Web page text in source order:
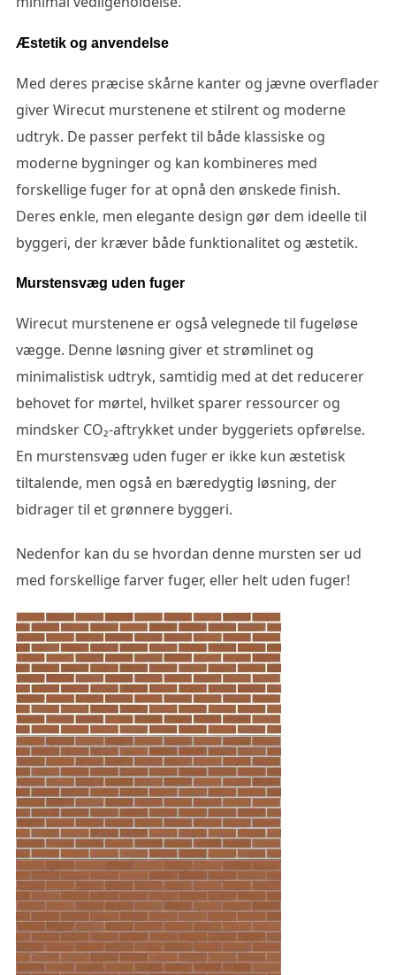
Æstetik og anvendelse
Med deres præcise skårne kanter og jævne overflader
giver Wirecut murstenene et stilrent og moderne
udtryk. De passer perfekt til både klassiske og
moderne bygninger og kan kombineres med
forskellige fuger for at opnå den ønskede finish.
Deres enkle, men elegante design gør dem ideelle til
byggeri, der kræver både funktionalitet og æstetik.
Murstensvæg uden fuger
Wirecut murstenene er også velegnede til fugeløse
vægge. Denne løsning giver et strømlinet og
minimalistisk udtryk, samtidig med at det reducerer
behovet for mørtel, hvilket sparer ressourcer og
mindsker CO₂-aftrykket under byggeriets opførelse.
En murstensvæg uden fuger er ikke kun æstetisk
tiltalende, men også en bæredygtig løsning, der
bidrager til et grønnere byggeri.
Nedenfor kan du se hvordan denne mursten ser ud
med forskellige farver fuger, eller helt uden fuger!